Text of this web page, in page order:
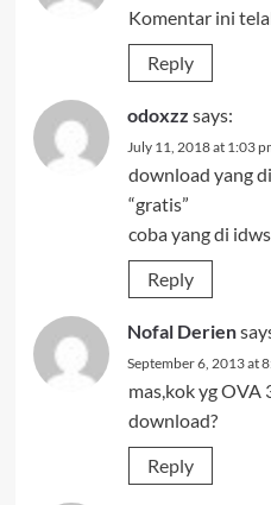
Komentar ini
Reply
odoxzz says:
July 11, 2018 at 1:03
download yang
“gratis”
coba yang di idws
Reply
Nofal Derien
September 6, 2013 at
mas,kok yg OVA
download?
Reply